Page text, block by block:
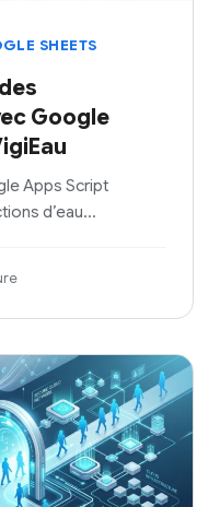
SHEETS
Google
Apps Script
d’eau…